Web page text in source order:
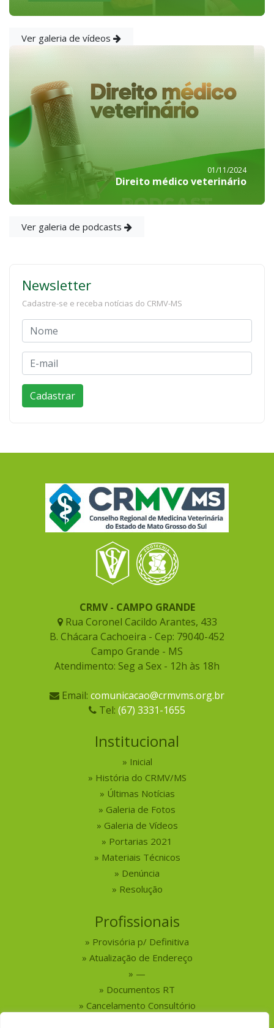
Ver galeria de vídeos
01/11/2024
Direito médico veterinário
Ver galeria de podcasts
Newsletter
Cadastre-se e receba notícias do CRMV-MS
CRMV - CAMPO GRANDE
Rua Coronel Cacildo Arantes, 433
B. Chácara Cachoeira - Cep: 79040-452
Campo Grande - MS
Atendimento: Seg a Sex - 12h às 18h
Email: comunicacao@crmvms.org.br
Tel: (67) 3331-1655
Institucional
Inicial
História do CRMV/MS
Últimas Notícias
Galeria de Fotos
Galeria de Vídeos
Portarias 2021
Materiais Técnicos
Denúncia
Resolução
Profissionais
Provisória p/ Definitiva
Atualização de Endereço
—
Documentos RT
Cancelamento Consultório